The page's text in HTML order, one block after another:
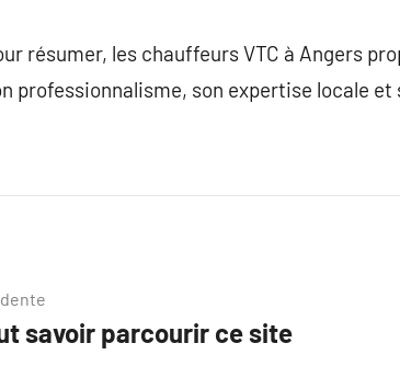
résumer, les chauffeurs VTC à Angers
professionnalisme, son expertise locale
savoir parcourir ce site